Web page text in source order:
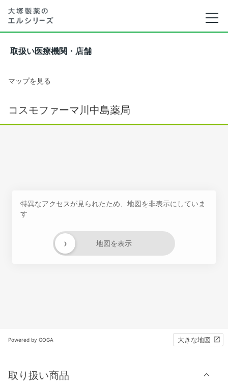
取扱い医療機関・店舗
マップを見る
コスモファーマ川中島薬局
特異なアクセスが見られたため、地図を非表示にしていま
す
地図を表示
›
Powered by GOGA 大きな地図
取り扱い商品